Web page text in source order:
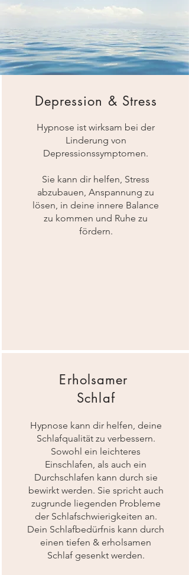
Depression & Stress
Hypnose ist wirksam bei der
Linderung von
Depressionssymptomen.
Sie kann dir helfen, Stress
abzubauen, Anspannung zu
lösen, in deine innere Balance
zu kommen und Ruhe zu
fördern.
Erholsamer
Schlaf
Hypnose kann dir helfen, deine
Schlafqualität zu verbessern.
Sowohl ein leichteres
Einschlafen, als auch ein
Durchschlafen kann durch sie
bewirkt werden. Sie spricht auch
zugrunde liegenden Probleme
der Schlafschwierigkeiten an.
Dein Schlafbedürfnis kann durch
einen tiefen & erholsamen
Schlaf gesenkt werden.